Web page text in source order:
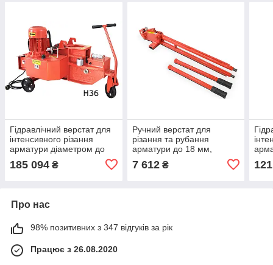
Гідравлічний верстат для
інтенсивного різання
арматури діаметром до
185 094 ₴
Ручний верстат для
різання та рубання
арматури до 18 мм,
7 612₴
Про нас
98% позитивних з 347 відгуків за рік
Працює з 26.08.2020